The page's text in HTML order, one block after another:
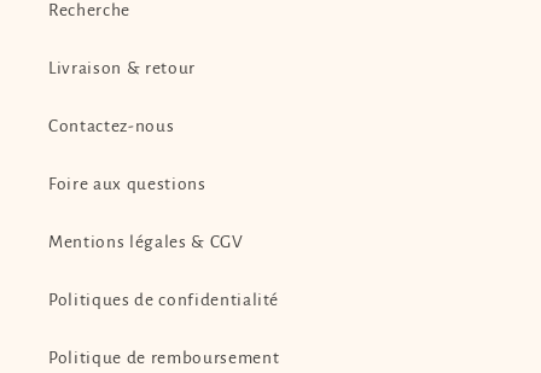
Recherche
Livraison & retour
Contactez-nous
Foire aux questions
Mentions légales & CGV
Politiques de confidentialité
Politique de remboursement